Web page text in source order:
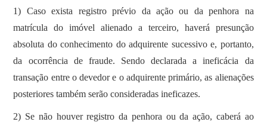
1) Caso exista registro prévio da ação ou da penhora na
matrícula do imóvel alienado a terceiro, haverá presunção
absoluta do conhecimento do adquirente sucessivo e, portanto,
da ocorrência de fraude. Sendo declarada a ineficácia da
transação entre o devedor e o adquirente primário, as alienações
posteriores também serão consideradas ineficazes.
2) Se não houver registro da penhora ou da ação, caberá ao